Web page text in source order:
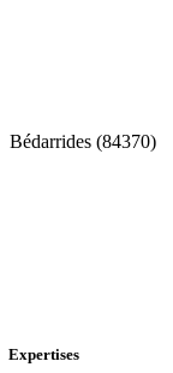
Bédarrides (84370)
Expertises